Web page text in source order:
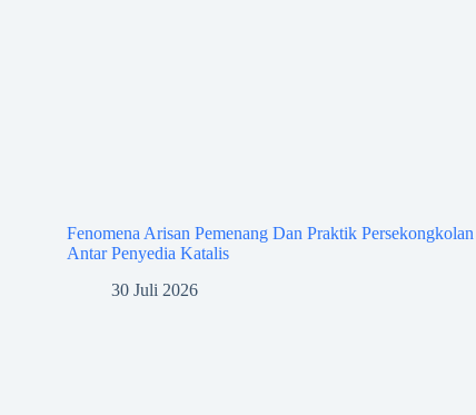
Fenomena Arisan Pemenang Dan Praktik Persekongkolan
Antar Penyedia Katalis
30 Juli 2026